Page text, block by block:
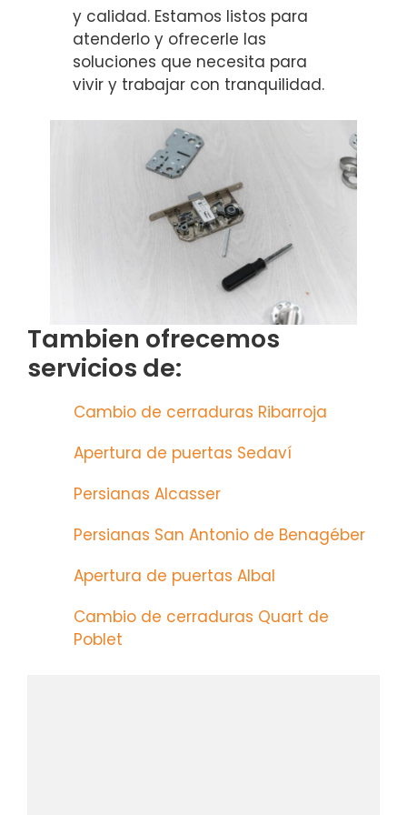
y calidad. Estamos listos para
atenderlo y ofrecerle las
soluciones que necesita para
vivir y trabajar con tranquilidad.
Tambien ofrecemos
servicios de:
Cambio de cerraduras Ribarroja
Apertura de puertas Sedaví
Persianas Alcasser
Persianas San Antonio de Benagéber
Apertura de puertas Albal
Cambio de cerraduras Quart de
Poblet